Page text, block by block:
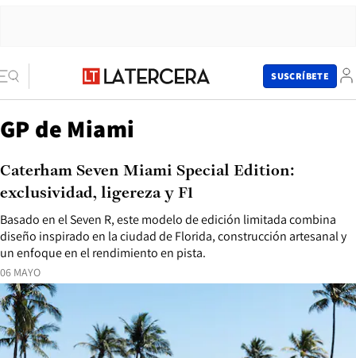
SUSCRÍBETE
GP de Miami
06 MAYO
Basado en el Seven R, este modelo de edición limitada combina
diseño inspirado en la ciudad de Florida, construcción artesanal y
un enfoque en el rendimiento en pista.
Caterham Seven Miami Special Edition:
exclusividad, ligereza y F1